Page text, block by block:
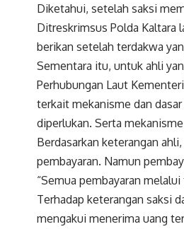
Diketahui, setelah saksi
Ditreskrimsus Polda Kaltara
berikan setelah terdakwa
Sementara itu, untuk ahli
Perhubungan Laut
terkait mekanisme dan
diperlukan. Serta
Berdasarkan keterangan
pembayaran. Namun
“Semua pembayaran
Terhadap keterangan saksi
mengakui menerima uang